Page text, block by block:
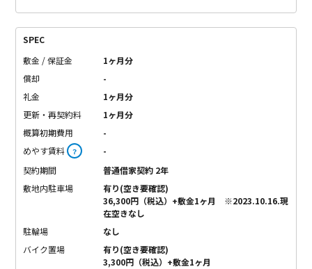
SPEC
敷金 / 保証金
1ヶ月分
償却
-
礼金
1ヶ月分
更新・再契約料
1ヶ月分
概算初期費用
-
めやす賃料 ？
-
契約期間
普通借家契約 2年
敷地内駐車場
有り(空き要確認)
36,300円（税込）+敷金1ヶ月 ※2023.10.16.現
在空きなし
駐輪場
なし
バイク置場
有り(空き要確認)
3,300円（税込）+敷金1ヶ月